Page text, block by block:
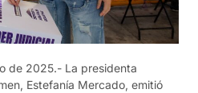
de 2025.- La presidenta
Estefanía Mercado, emitió